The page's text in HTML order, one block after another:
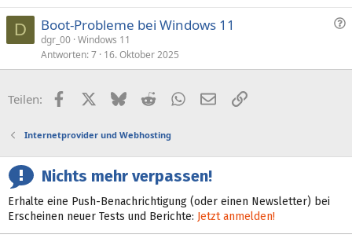
D
F
g
Boot-Probleme bei Windows 11
dgr_00 Windows 11
Antworten 7 16. Oktober 2025
Teilen: FacebookX (Twitter)
BlueskyRedditWhatsApp
E-MailLink
Internetprovider und Webhosting
Nichts mehr verpassen!
Erhalte eine Push-Benachrichtigung (oder einen Newsletter) bei
Erscheinen neuer Tests und Berichte: Jetzt anmelden!